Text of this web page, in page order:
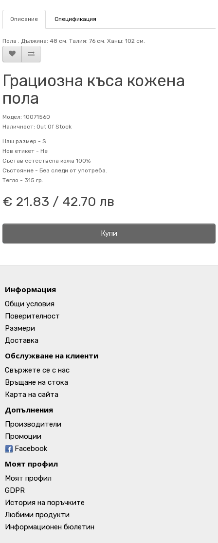
Описание Спецификация
Пола . Дължина: 48 см. Талия: 76 см. Ханш: 102 см.
Грациозна къса кожена
пола
Модел: 10071560
Наличност: Out Of Stock
Наш размер - S
Нов етикет - Не
Състав естествена кожа 100%
Състояние - Без следи от употреба.
Тегло - 315 гр.
€ 21.83 / 42.70 лв
Купи
Информация
Общи условия
Поверителност
Размери
Доставка
Обслужване на клиенти
Свържете се с нас
Връщане на стока
Карта на сайта
Допълнения
Производители
Промоции
Facebook
Моят профил
Моят профил
GDPR
История на поръчките
Любими продукти
Информационен бюлетин